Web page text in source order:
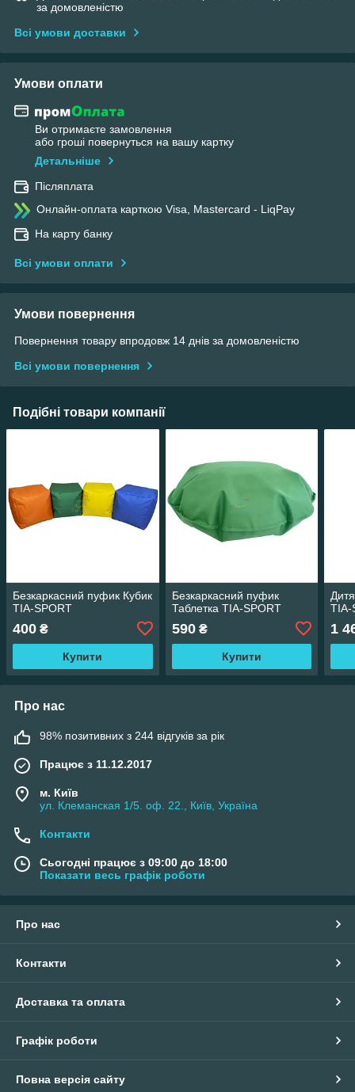
за домовленістю
Всі умови доставки
Умови оплати
Ви отримаєте замовлення
або гроші повернуться на вашу картку
Детальніше
Післяплата
Онлайн-оплата карткою Visa, Mastercard - LiqPay
На карту банку
Всі умови оплати
Умови повернення
Повернення товару впродовж 14 днів за домовленістю
Всі умови повернення
Подібні товари компанії
Безкаркасний пуфик Кубик
TIA-SPORT
400 ₴
Купити
Безкаркасний пуфик
Таблетка TIA-SPORT
590₴
Купити
TIA-
1
Про нас
98% позитивних з 244 відгуків за рік
Працює з 11.12.2017
м. Київ
ул. Клеманская 1/5. оф. 22., Київ, Україна
Контакти
Сьогодні працює з 09:00 до 18:00
Показати весь графік роботи
Про нас
Контакти
Доставка та оплата
Графік роботи
Повна версія сайту